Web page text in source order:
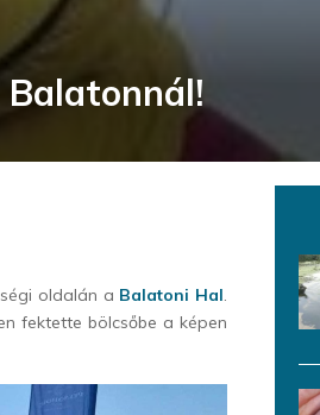
Balatonnál!
oldalán a Balatoni Hal.
fektette bölcsőbe a képen